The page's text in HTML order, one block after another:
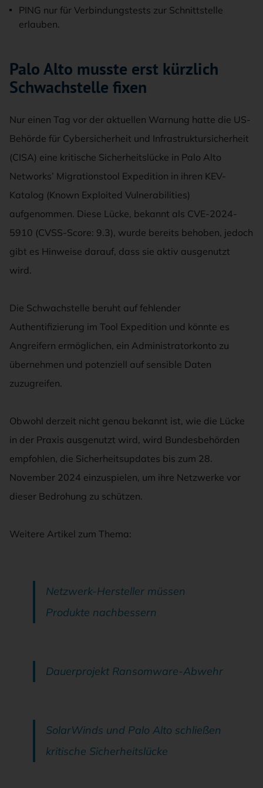
PING nur für Verbindungstests zur Schnittstelle
erlauben.
Palo Alto musste erst kürzlich
Schwachstelle fixen
Nur einen Tag vor der aktuellen Warnung hatte die US-
Behörde für Cybersicherheit und Infrastruktursicherheit
(CISA) eine kritische Sicherheitslücke in Palo Alto
Networks’ Migrationstool Expedition in ihren KEV-
Katalog (Known Exploited Vulnerabilities)
aufgenommen. Diese Lücke, bekannt als CVE-2024-
5910 (CVSS-Score: 9.3), wurde bereits behoben, jedoch
gibt es Hinweise darauf, dass sie aktiv ausgenutzt
wird.
Die Schwachstelle beruht auf fehlender
Authentifizierung im Tool Expedition und könnte es
Angreifern ermöglichen, ein Administratorkonto zu
übernehmen und potenziell auf sensible Daten
zuzugreifen.
Obwohl derzeit nicht genau bekannt ist, wie die Lücke
in der Praxis ausgenutzt wird, wird Bundesbehörden
empfohlen, die Sicherheitsupdates bis zum 28.
November 2024 einzuspielen, um ihre Netzwerke vor
dieser Bedrohung zu schützen.
Weitere Artikel zum Thema:
Netzwerk-Hersteller müssen
Produkte nachbessern
Dauerprojekt Ransomware-Abwehr
SolarWinds und Palo Alto schließen
kritische Sicherheitslücke